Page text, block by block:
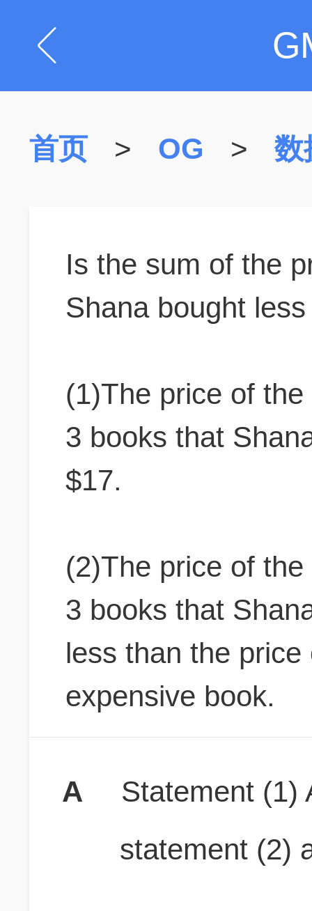
首页 > OG > 数
Is the sum of the
Shana bought
(1)The price of
3 books that
$17.
(2)The price of
3 books that
less than the
expensive book.
A
Statement (1)
statement (2)